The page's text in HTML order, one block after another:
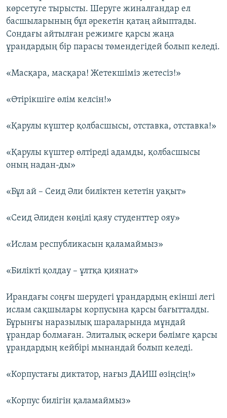
көрсетуге тырысты. Шеруге жиналғандар ел
басшыларының бұл әрекетін қатаң айыптады.
Сондағы айтылған режимге қарсы жаңа
ұрандардың бір парасы төмендегідей болып келеді.
«Масқара, масқара! Жетекшіміз жетесіз!»
«Өтірікшіге өлім келсін!»
«Қарулы күштер қолбасшысы, отставка, отставка!»
«Қарулы күштер өлтіреді адамды, қолбасшысы
оның надан-ды»
«Бұл ай – Сеид Әли биліктен кететін уақыт»
«Сеид Әлиден көңілі қаяу студенттер ояу»
«Ислам республикасын қаламаймыз»
«Билікті қолдау – ұлтқа қиянат»
Ирандағы соңғы шерудегі ұрандардың екінші легі
ислам сақшылары корпусына қарсы бағытталды.
Бұрынғы наразылық шараларында мұндай
ұрандар болмаған. Элиталық әскери бөлімге қарсы
ұрандардың кейбірі мынандай болып келеді.
«Корпустағы диктатор, нағыз ДАИШ өзіңсің!»
«Корпус билігін қаламаймыз»